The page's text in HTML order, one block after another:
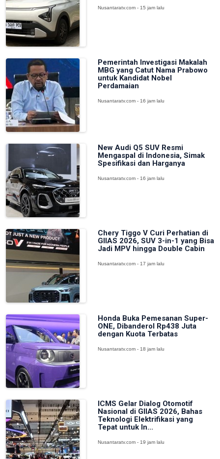
Nusantaratv.com - 15 jam lalu
Pemerintah Investigasi Makalah
MBG yang Catut Nama Prabowo
untuk Kandidat Nobel
Perdamaian
Nusantaratv.com - 16 jam lalu
New Audi Q5 SUV Resmi
Mengaspal di Indonesia, Simak
Spesifikasi dan Harganya
Nusantaratv.com - 16 jam lalu
Chery Tiggo V Curi Perhatian di
GIIAS 2026, SUV 3-in-1 yang Bisa
Jadi MPV hingga Double Cabin
Nusantaratv.com - 17 jam lalu
Honda Buka Pemesanan Super-
ONE, Dibanderol Rp438 Juta
dengan Kuota Terbatas
Nusantaratv.com - 18 jam lalu
ICMS Gelar Dialog Otomotif
Nasional di GIIAS 2026, Bahas
Teknologi Elektrifikasi yang
Tepat untuk In...
Nusantaratv.com - 19 jam lalu